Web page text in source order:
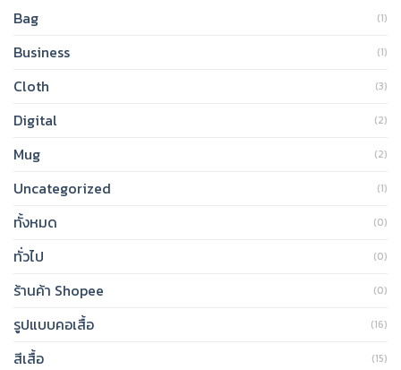
Bag (1)
Business (1)
Cloth (3)
Digital (2)
Mug (2)
Uncategorized (1)
ทั้งหมด (0)
ทั่วไป (0)
ร้านค้า Shopee (0)
รูปแบบคอเสื้อ (16)
สีเสื้อ (15)